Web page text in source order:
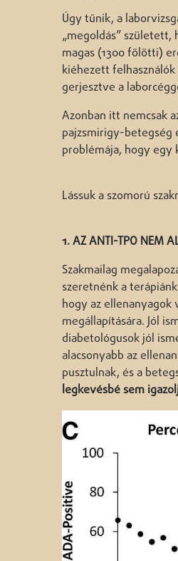
Úgy tűnik, a
„megoldás”
magas (1300 fölötti)
kiéhezett
gerjesztve a
Azonban itt nemcsak
pajzsmirigy-betegség
problémája, hogy egy
Lássuk a szomorú
1. AZ ANTI-TPO NEM
Szakmailag
szeretnénk a
hogy az ellenanyagok
megállapítására. Jól
diabetológusok jól
alacsonyabb az
pusztulnak, és a
legkevésbé sem